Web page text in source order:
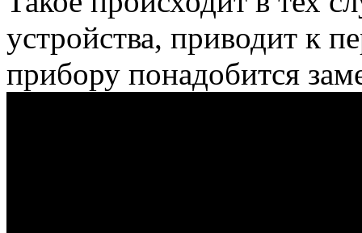
устройства, приводит к
прибору понадобится